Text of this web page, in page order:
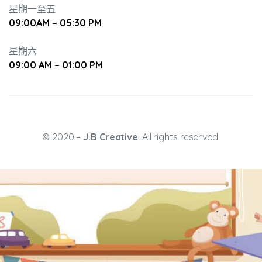
星期一至五
09:00AM – 05:30 PM
星期六
09:00 AM – 01:00 PM
© 2020 – J.B Creative. All rights reserved.